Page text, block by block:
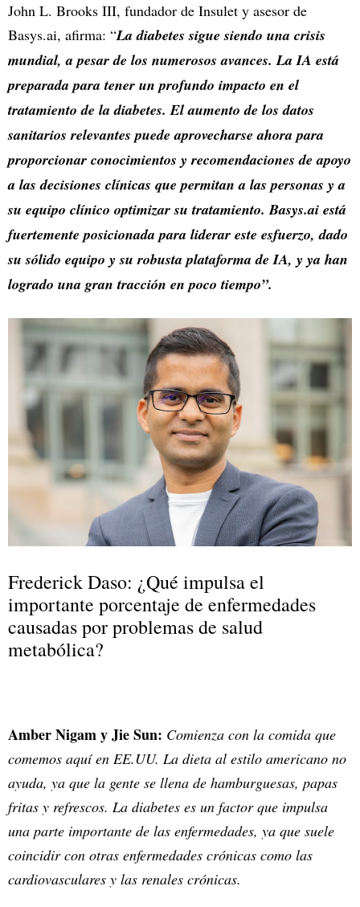
John L. Brooks III, fundador de Insulet y asesor de
Basys.ai, afirma: “La diabetes sigue siendo una crisis
mundial, a pesar de los numerosos avances. La IA está
preparada para tener un profundo impacto en el
tratamiento de la diabetes. El aumento de los datos
sanitarios relevantes puede aprovecharse ahora para
proporcionar conocimientos y recomendaciones de apoyo
a las decisiones clínicas que permitan a las personas y a
su equipo clínico optimizar su tratamiento. Basys.ai está
fuertemente posicionada para liderar este esfuerzo, dado
su sólido equipo y su robusta plataforma de IA, y ya han
logrado una gran tracción en poco tiempo”.
Frederick Daso: ¿Qué impulsa el
importante porcentaje de enfermedades
causadas por problemas de salud
metabólica?
Amber Nigam y Jie Sun: Comienza con la comida que
comemos aquí en EE.UU. La dieta al estilo americano no
ayuda, ya que la gente se llena de hamburguesas, papas
fritas y refrescos. La diabetes es un factor que impulsa
una parte importante de las enfermedades, ya que suele
coincidir con otras enfermedades crónicas como las
cardiovasculares y las renales crónicas.